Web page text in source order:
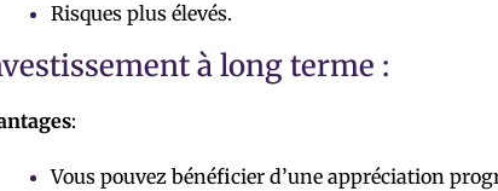
Risques plus élevés.
à long terme :
:
Vous pouvez bénéficier d’une appréciation